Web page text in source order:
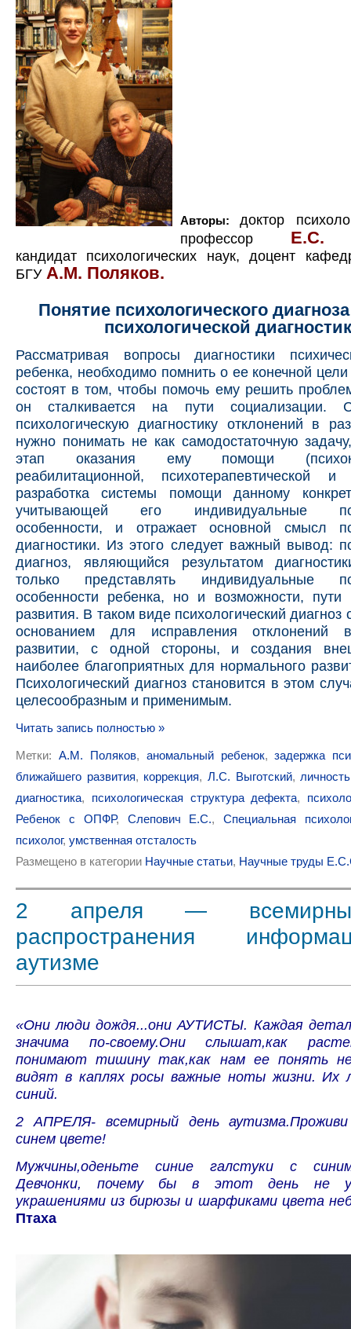
Авторы:доктор
профессор
Е.С.
кандидат психологических наук, доцент
БГУ А.М. Поляков.
Понятие психологического
психологической
Рассматривая вопросы диагностики
ребенка, необходимо помнить о ее конечной
состоят в том, чтобы помочь ему решить
он сталкивается на пути социализации.
психологическую диагностику отклонений в
нужно понимать не как самодостаточную
этап оказания ему помощи
реабилитационной, психотерапевтической
разработка системы помощи данному
учитывающей его индивидуальные
особенности, и отражает основной смысл
диагностики. Из этого следует важный вывод:
диагноз, являющийся результатом
только представлять индивидуальные
особенности ребенка, но и возможности,
развития. В таком виде психологический диагноз
основанием для исправления отклонений
развитии, с одной стороны, и создания
наиболее благоприятных для нормального
Психологический диагноз становится в этом
целесообразным и применимым.
Читать запись полностью »
Метки: А.М. Поляков, аномальный ребенок,задержка
ближайшего развития, коррекция,Л.С. Выготский, личность
диагностика, психологическая структура дефекта,
Ребенок с ОПФР, Слепович Е.С.,Специальная
психолог, умственная отсталость
Размещено в категории Научные статьи, Научные труды
2 апреля —
распространения
аутизме
«Они люди дождя...они АУТИСТЫ. Каждая
значима по-своему.Они слышат,как
понимают тишину так,как нам ее понять
видят в каплях росы важные ноты жизни. Их
синий.
2 АПРЕЛЯ- всемирный день
синем цвете!
Мужчины,оденьте синие галстуки с
Девчонки, почему бы в этот день не
украшениями из бирюзы и шарфиками цвета
Птаха